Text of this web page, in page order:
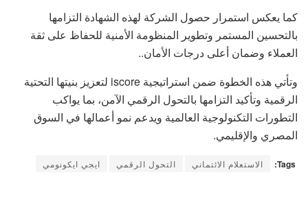
كما يعكس استمرار حصول الشركة لهذه الشهادة التزامها
بالتحسين المستمر وتطوير المنظومة الأمنية للحفاظ على ثقة
العملاء وضمان أعلى درجات الأمان..
وتأتي هذه الخطوة ضمن استراتيجية iscore لتعزيز بنيتها التحتية
الرقمية وتأكيد التزامها بالتحول الرقمي الآمن، بما يواكب
التطورات التكنولوجية العالمية ويدعم نمو أعمالها في السوق
المصري والإقليمي.
Tags: الاستعلام الائتماني التحول الرقمي ايجي ايكونومي